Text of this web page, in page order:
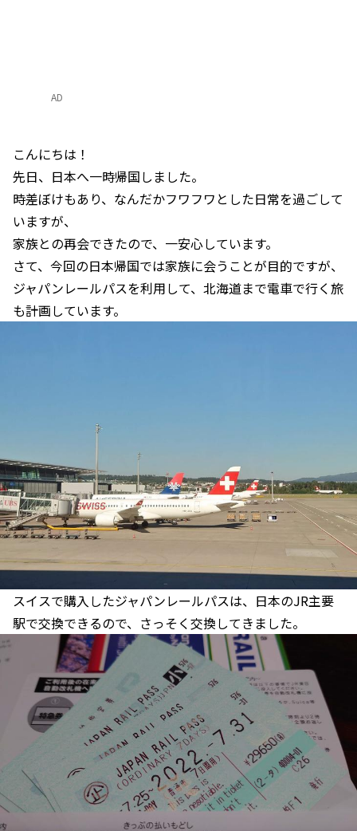
AD
こんにちは！
先日、日本へ一時帰国しました。
時差ぼけもあり、なんだかフワフワとした日常を過ごして
いますが、
家族との再会できたので、一安心しています。
さて、今回の日本帰国では家族に会うことが目的ですが、
ジャパンレールパスを利用して、北海道まで電車で行く旅
も計画しています。
スイスで購入したジャパンレールパスは、日本のJR主要
駅で交換できるので、さっそく交換してきました。